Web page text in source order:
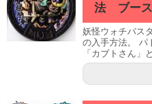
法 ブース
妖怪ウォチバス
の入手方法。 パ
「カブトさん」